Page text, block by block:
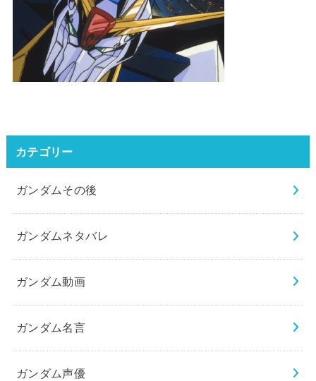
カテゴリー
ガンダムその後
ガンダムネタバレ
ガンダム動画
ガンダム名言
ガンダム声優